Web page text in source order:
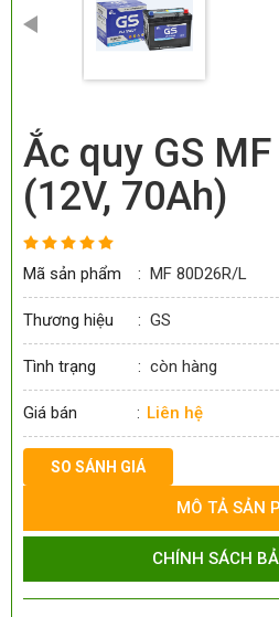
Ắc quy GS
(12V, 70Ah)
Mã sản phẩm : MF 80D26R/L
Thương hiệu : GS
Tình trạng : còn hàng
Giá bán : Liên hệ
SO SÁNH GIÁ
MÔ TẢ SẢN
CHÍNH SÁCH